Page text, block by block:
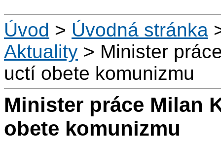
Úvod > Úvodná stránka
Aktuality > Minister
uctí obete komunizmu
Minister práce Milan
obete komunizmu